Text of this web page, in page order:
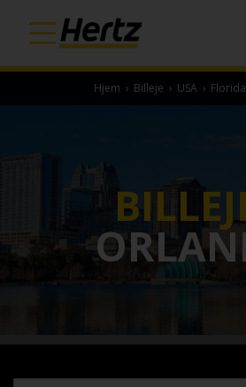
Hjem › Billeje › USA › Florida